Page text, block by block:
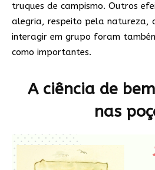
truques de campismo. Outros
alegria, respeito pela natureza,
interagir em grupo foram
como importantes.
A ciência de
nas